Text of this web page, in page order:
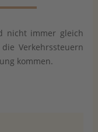
nicht immer gleich
Verkehrssteuern
kommen.